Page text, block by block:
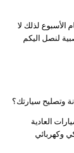
الأسبوع لذلك لا
لنصل اليكم
وتصليح سيارتك؟
العادية
وكهربائي